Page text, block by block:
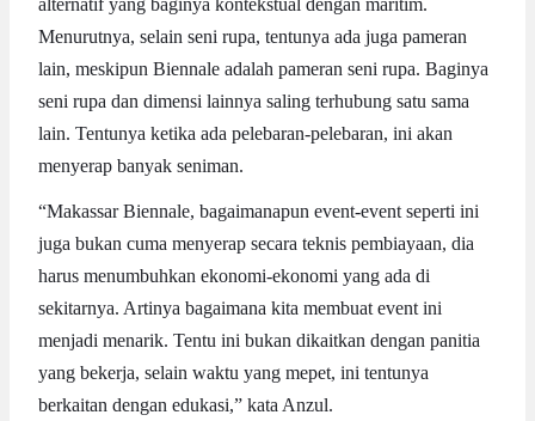
alternatif yang baginya kontekstual dengan maritim.
Menurutnya, selain seni rupa, tentunya ada juga pameran
lain, meskipun Biennale adalah pameran seni rupa. Baginya
seni rupa dan dimensi lainnya saling terhubung satu sama
lain. Tentunya ketika ada pelebaran-pelebaran, ini akan
menyerap banyak seniman.
“Makassar Biennale, bagaimanapun event-event seperti ini
juga bukan cuma menyerap secara teknis pembiayaan, dia
harus menumbuhkan ekonomi-ekonomi yang ada di
sekitarnya. Artinya bagaimana kita membuat event ini
menjadi menarik. Tentu ini bukan dikaitkan dengan panitia
yang bekerja, selain waktu yang mepet, ini tentunya
berkaitan dengan edukasi,” kata Anzul.